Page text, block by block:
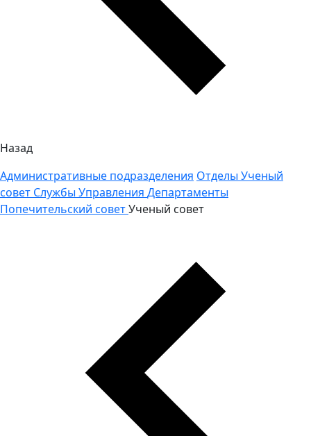
Назад
Административные подразделения Отделы Ученый
совет Службы Управления Департаменты
Попечительский советУченый совет